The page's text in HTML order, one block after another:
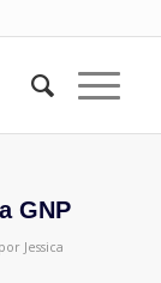
GNP
por Jessica